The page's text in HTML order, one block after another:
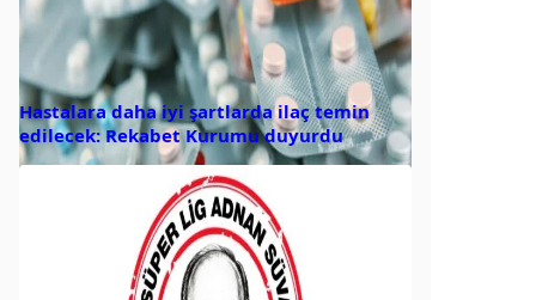
Hastalara daha iyi şartlarda ilaç temin
edilecek: Rekabet Kurumu duyurdu